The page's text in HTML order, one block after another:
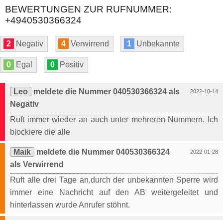
BEWERTUNGEN ZUR RUFNUMMER:
+4940530366324
2 Negativ 4 Verwirrend 1 Unbekannte
0 Egal 0 Positiv
2022-10-14
Leo
meldete die Nummer 040530366324 als
Negativ
Ruft immer wieder an auch unter mehreren Nummern. Ich
blockiere die alle
2022-01-28
Maik
meldete die Nummer 040530366324
als Verwirrend
Ruft alle drei Tage an,durch der unbekannten Sperre wird
immer eine Nachricht auf den AB weitergeleitet und
hinterlassen wurde Anrufer stöhnt.